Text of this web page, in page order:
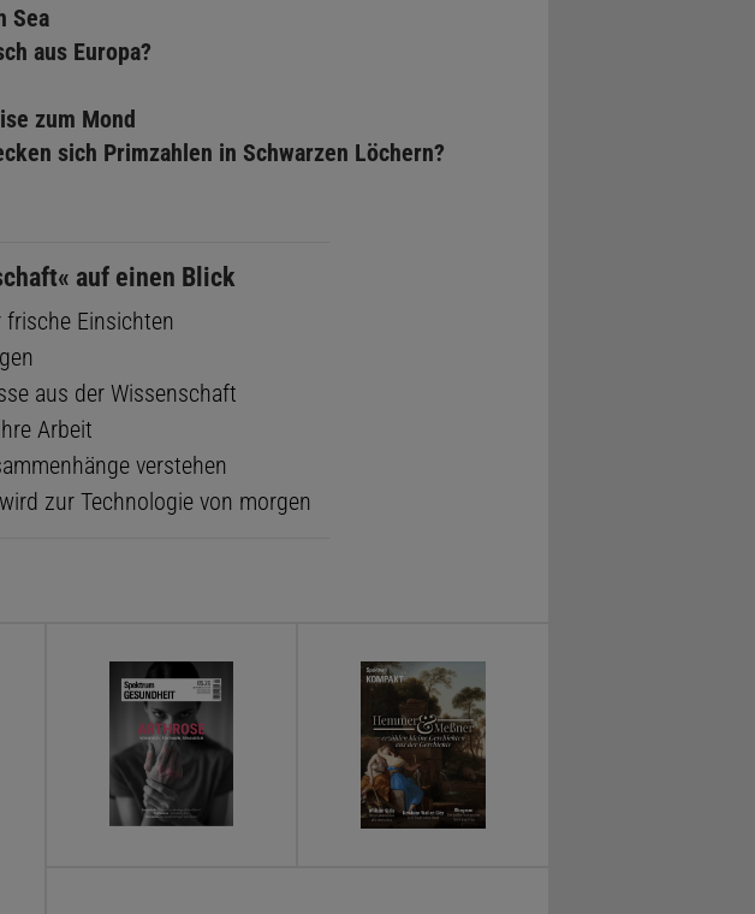
Sea
aus Europa?
zum Mond
sich Primzahlen in Schwarzen Löchern?
auf einen Blick
Einsichten
aus der Wissenschaft
Arbeit
verstehen
zur Technologie von morgen